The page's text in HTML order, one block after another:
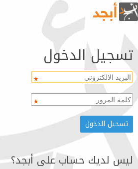
تسجيل الدخول
ليس لديك حساب على أبجد؟